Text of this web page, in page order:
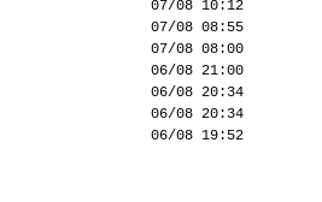
07/08 10:12
07/08 08:55
07/08 08:00
06/08 21:00
06/08 20:34
06/08 20:34
06/08 19:52